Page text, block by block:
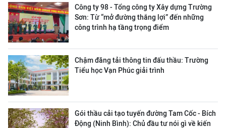
Công ty 98 - Tổng công ty Xây dựng Trường
Sơn: Từ “mở đường thắng lợi” đến những
công trình hạ tầng trọng điểm
Chậm đăng tải thông tin đấu thầu: Trường
Tiểu học Vạn Phúc giải trình
Gói thầu cải tạo tuyến đường Tam Cốc - Bích
Động (Ninh Bình): Chủ đầu tư nói gì về kiến